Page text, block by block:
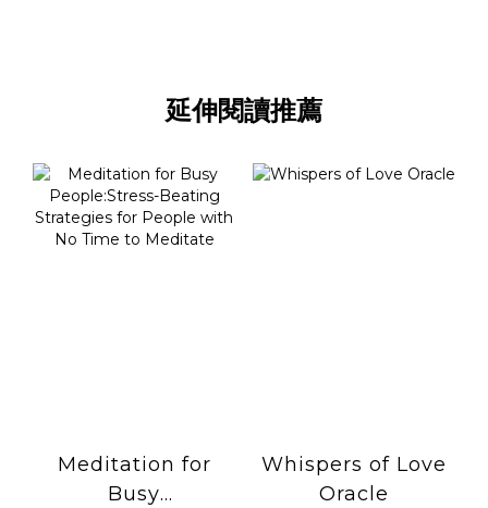
延伸閱讀推薦
Meditation for
Busy
Whispers of Love
Oracle